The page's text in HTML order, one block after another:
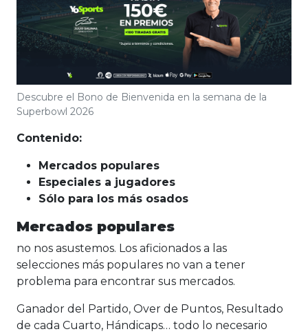
Descubre el Bono de Bienvenida en la semana de la
Superbowl 2026
Contenido:
Mercados populares
Especiales a jugadores
Sólo para los más osados
Mercados populares
no nos asustemos. Los aficionados a las
selecciones más populares no van a tener
problema para encontrar sus mercados.
Ganador del Partido, Over de Puntos, Resultado
de cada Cuarto, Hándicaps… todo lo necesario